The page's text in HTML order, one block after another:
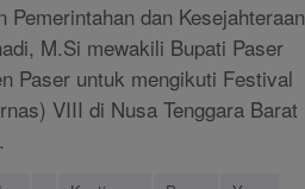
Pemerintahan dan Kesejahteraan
M.Si mewakili Bupati Paser
Paser untuk mengikuti Festival
VIII di Nusa Tenggara Barat